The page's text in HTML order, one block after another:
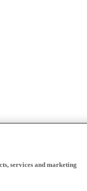
services and marketing